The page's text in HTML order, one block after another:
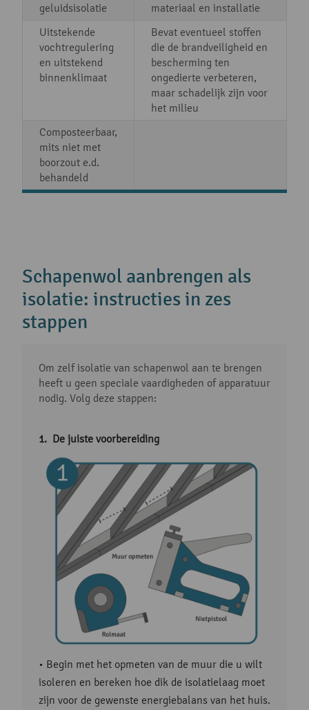
geluidsisolatie
materiaal en installatie
Uitstekende
vochtregulering
en uitstekend
binnenklimaat
Bevat eventueel stoffen
die de brandveiligheid en
bescherming ten
ongedierte verbeteren,
maar schadelijk zijn voor
het milieu
Composteerbaar,
mits niet met
boorzout e.d.
behandeld
Schapenwol aanbrengen als
isolatie: instructies in zes
stappen
Om zelf isolatie van schapenwol aan te brengen
heeft u geen speciale vaardigheden of apparatuur
nodig. Volg deze stappen:
De juiste voorbereiding
• Begin met het opmeten van de muur die u wilt
isoleren en bereken hoe dik de isolatielaag moet
zijn voor de gewenste energiebalans van het huis.